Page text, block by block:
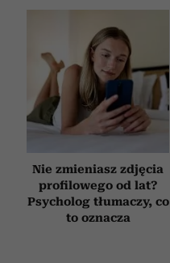
Nie zmieniasz zdjęcia
profilowego od lat?
Psycholog tłumaczy, co
to oznacza